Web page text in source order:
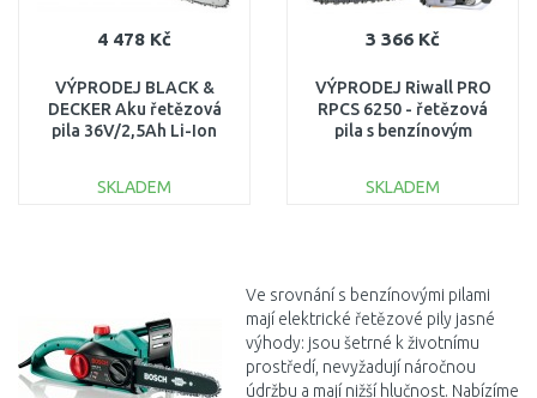
4 478 Kč
VÝPRODEJ BLACK &
DECKER Aku řetězová
pila 36V/2,5Ah Li-Ion
SKLADEM
3 366 Kč
VÝPRODEJ Riwall PRO
RPCS 6250 - řetězová
pila s benzínovým
SERVISE OPRAVENO
SKLADEM
Ve srovnání s benzínovými pilami
mají elektrické řetězové pily jasné
výhody: jsou šetrné k životnímu
prostředí, nevyžadují náročnou
údržbu a mají nižší hlučnost. Nabízíme